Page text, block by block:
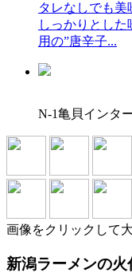
タレなしでも美
しっかりとし
用の”唐辛子...
N-1亀貝インタ
画像をクリックして
新潟ラーメンの火